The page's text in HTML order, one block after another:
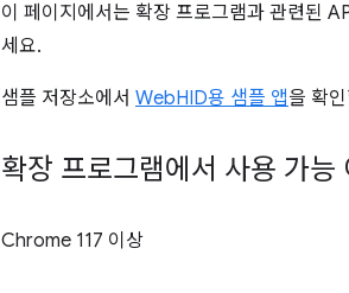
이 페이지에서는 확장 프로그램과 관련된
세요.
샘플 저장소에서 WebHID용 샘플 앱을 확
확장 프로그램에서 사용 가능
Chrome 117 이상